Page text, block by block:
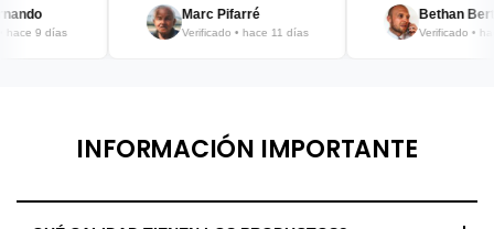
9 días
Marc Pifarré
Verificado • hace 11 días
Bethan
Verificado • hace
INFORMACIÓN IMPORTANTE